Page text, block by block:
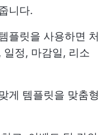
니다.
플릿을 사용하면 처
정, 마감일, 리소
게 템플릿을 맞춤형